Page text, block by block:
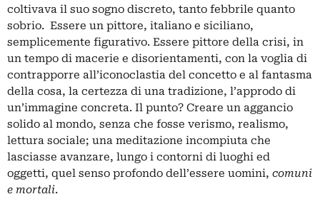
coltivava il suo sogno discreto, tanto febbrile quanto
sobrio. Essere un pittore, italiano e siciliano,
semplicemente figurativo. Essere pittore della crisi, in
un tempo di macerie e disorientamenti, con la voglia di
contrapporre all’iconoclastia del concetto e al fantasma
della cosa, la certezza di una tradizione, l’approdo di
un’immagine concreta. Il punto? Creare un aggancio
solido al mondo, senza che fosse verismo, realismo,
lettura sociale; una meditazione incompiuta che
lasciasse avanzare, lungo i contorni di luoghi ed
oggetti, quel senso profondo dell’essere uomini, comuni
e mortali.